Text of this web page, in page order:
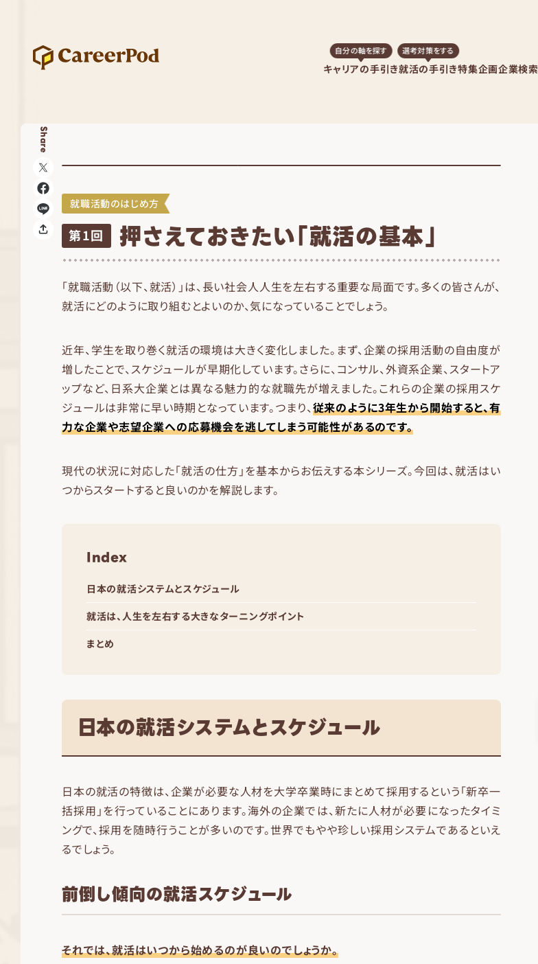
キャリアの手引き
自分の軸を探す
就活の手引き
選考対策をする
特集企画企業検索
Share
就職活動のはじめ方
第1回 押さえておきたい「就活の基本」
「就職活動（以下、就活）」は、長い社会人人生を左右する重要な局面です。多くの皆さんが、
就活にどのように取り組むとよいのか、気になっていることでしょう。
近年、学生を取り巻く就活の環境は大きく変化しました。まず、企業の採用活動の自由度が
増したことで、スケジュールが早期化しています。さらに、コンサル、外資系企業、スタートア
ップなど、日系大企業とは異なる魅力的な就職先が増えました。これらの企業の採用スケ
ジュールは非常に早い時期となっています。つまり、従来のように3年生から開始すると、有
力な企業や志望企業への応募機会を逃してしまう可能性があるのです。
現代の状況に対応した「就活の仕方」を基本からお伝えする本シリーズ。今回は、就活はい
つからスタートすると良いのかを解説します。
Index
日本の就活システムとスケジュール
就活は、人生を左右する大きなターニングポイント
まとめ
日本の就活システムとスケジュール
日本の就活の特徴は、企業が必要な人材を大学卒業時にまとめて採用するという「新卒一
括採用」を行っていることにあります。海外の企業では、新たに人材が必要になったタイミ
ングで、採用を随時行うことが多いのです。世界でもやや珍しい採用システムであるといえ
るでしょう。
前倒し傾向の就活スケジュール
それでは、就活はいつから始めるのが良いのでしょうか。